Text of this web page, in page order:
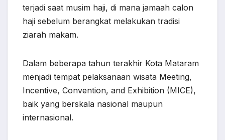
terjadi saat musim haji, di mana jamaah calon
haji sebelum berangkat melakukan tradisi
ziarah makam.
Dalam beberapa tahun terakhir Kota Mataram
menjadi tempat pelaksanaan wisata Meeting,
Incentive, Convention, and Exhibition (MICE),
baik yang berskala nasional maupun
internasional.